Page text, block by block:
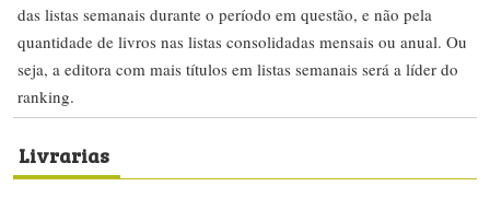
das listas semanais durante o período em questão, e não pela
quantidade de livros nas listas consolidadas mensais ou anual. Ou
seja, a editora com mais títulos em listas semanais será a líder do
ranking.
Livrarias